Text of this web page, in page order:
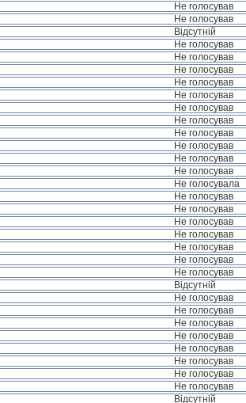
Не голосував
Не голосував
Відсутній
Не голосував
Не голосував
Не голосував
Не голосував
Не голосував
Не голосував
Не голосував
Не голосував
Не голосував
Не голосував
Не голосував
Не голосувала
Не голосував
Не голосував
Не голосував
Не голосував
Не голосував
Не голосував
Не голосував
Відсутній
Не голосував
Не голосував
Не голосував
Не голосував
Не голосував
Не голосував
Не голосував
Не голосував
Відсутній